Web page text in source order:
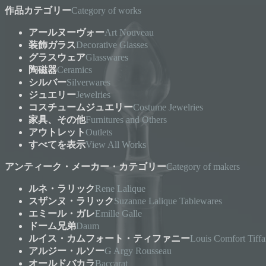
作品カテゴリーCategory of works
アールヌーヴォーArt Nouveau
装飾ガラスDecorative Glasses
グラスウェアGlasswares
陶磁器Ceramics
シルバーSilverwares
ジュエリーJewelries
コスチュームジュエリーCostume Jewelries
家具、その他Furnitures and Others
アウトレット Outlets
すべてを表示View All Works
アンティーク・メーカー・カテゴリーCategory of makers
ルネ・ラリックRene Lalique
スザンヌ・ラリックSuzanne Lalique Tablewares
エミール・ガレEmille Galle
ドーム兄弟Daum
ルイス・カムフォート・ティファニーLouis Comfort
アルジー・ルソーG Argy Rousseau
オールドバカラBaccarat